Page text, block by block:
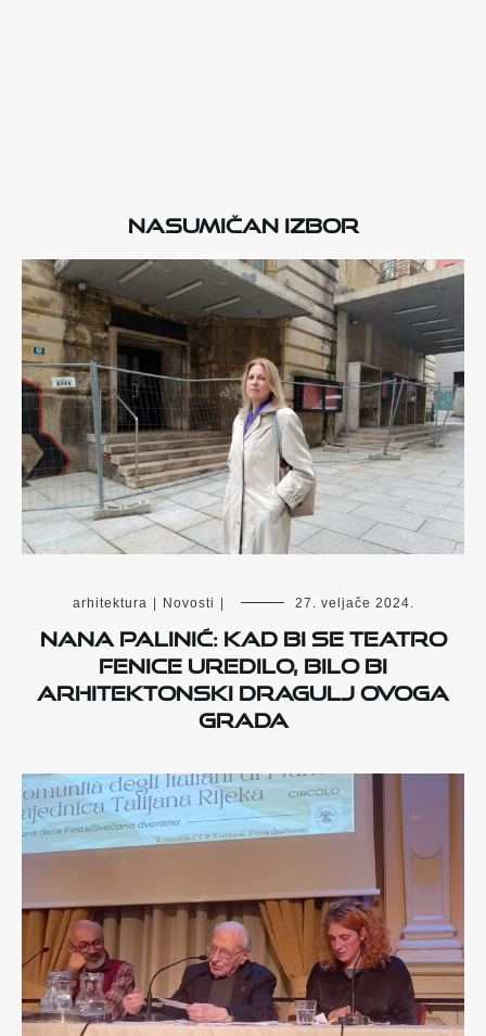
Nasumičan izbor
arhitektura Novosti 27. veljače 2024.
Nana Palinić: Kad bi se Teatro
Fenice uredilo, bilo bi
arhitektonski dragulj ovoga
grada